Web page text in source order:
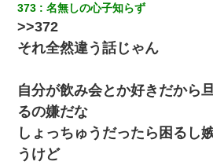
【ワロタ】姉から「肉食系14才、乳丸
け」というタイトルで画像が送られてき
373 名無しの心子知らず
>>372
それ全然違う話じゃん
自分が飲み会とか好きだから
るの嫌だな
しょっちゅうだったら困るし
うけど